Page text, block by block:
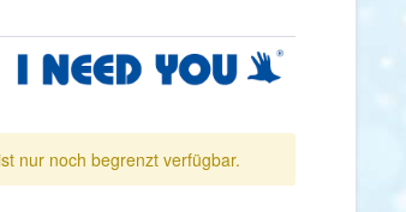
nur noch begrenzt verfügbar.